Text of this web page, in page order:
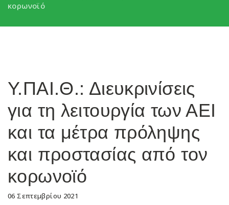
κορωνοϊό
Υ.ΠΑΙ.Θ.: Διευκρινίσεις
για τη λειτουργία των ΑΕΙ
και τα μέτρα πρόληψης
και προστασίας από τον
κορωνοϊό
06 Σεπτεμβρίου 2021